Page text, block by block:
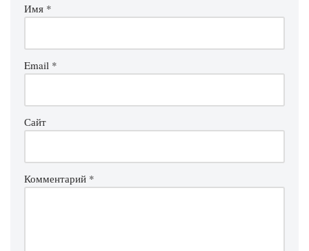
Имя *
Email *
Сайт
Комментарий *